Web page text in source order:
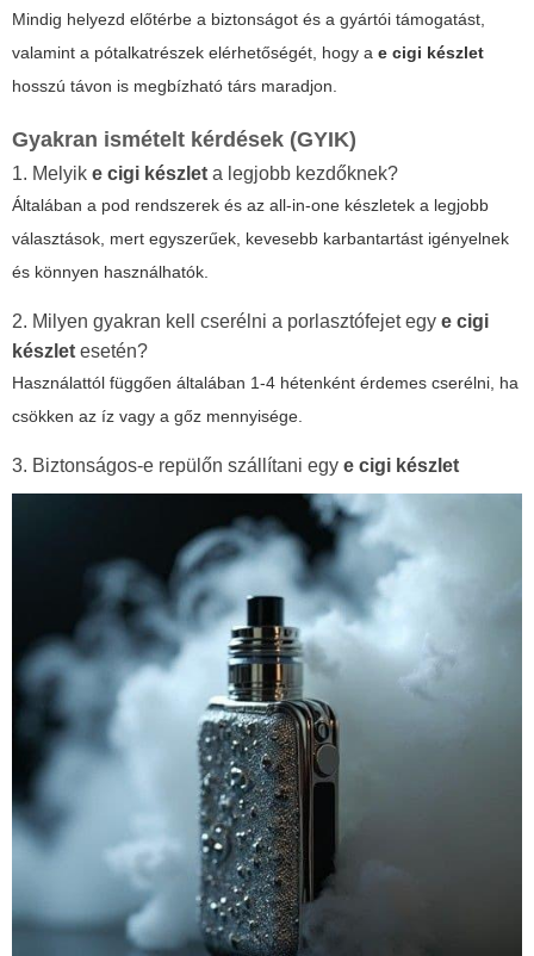
Mindig helyezd előtérbe a biztonságot és a gyártói támogatást,
valamint a pótalkatrészek elérhetőségét, hogy a e cigi készlet
hosszú távon is megbízható társ maradjon.
Gyakran ismételt kérdések (GYIK)
1. Melyik e cigi készlet a legjobb kezdőknek?
Általában a pod rendszerek és az all-in-one készletek a legjobb
választások, mert egyszerűek, kevesebb karbantartást igényelnek
és könnyen használhatók.
2. Milyen gyakran kell cserélni a porlasztófejet egy e cigi
készlet esetén?
Használattól függően általában 1-4 hétenként érdemes cserélni, ha
csökken az íz vagy a gőz mennyisége.
3. Biztonságos-e repülőn szállítani egy e cigi készlet